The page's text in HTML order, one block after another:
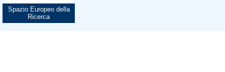
Spazio Europeo della
Ricerca